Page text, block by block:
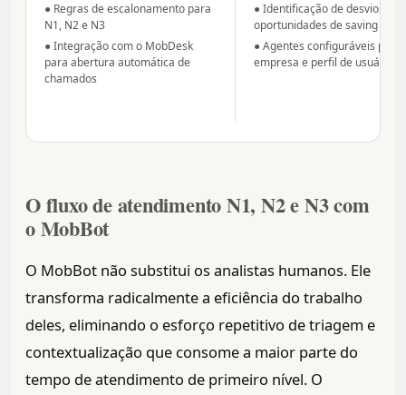
● Regras de escalonamento para
N1, N2 e N3
● Integração com o MobDesk
para abertura automática de
chamados
● Identificação de desvios e
oportunidades de saving
● Agentes configuráveis por
empresa e perfil de usuário
O fluxo de atendimento N1, N2 e N3 com
o MobBot
O MobBot não substitui os analistas humanos. Ele
transforma radicalmente a eficiência do trabalho
deles, eliminando o esforço repetitivo de triagem e
contextualização que consome a maior parte do
tempo de atendimento de primeiro nível. O